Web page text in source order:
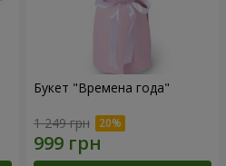
Букет "Времена года"
1 249 грн